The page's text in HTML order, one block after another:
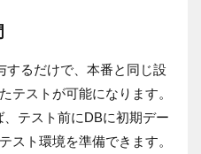
するだけで、本番と同じ設
テストが可能になります。
、テスト前にDBに初期デー
スト環境を準備できます。